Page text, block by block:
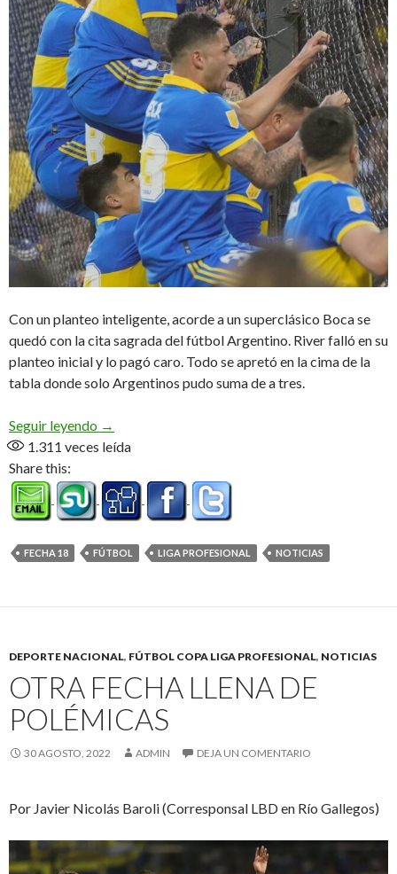
Con un planteo inteligente, acorde a un superclásico Boca se
quedó con la cita sagrada del fútbol Argentino. River falló en su
planteo inicial y lo pagó caro. Todo se apretó en la cima de la
tabla donde solo Argentinos pudo suma de a tres.
Seguir leyendo La fiesta fue «Xeneize»
→
1.311 veces leída
Share this:
FECHA 18 FÚTBOL LIGA PROFESIONAL NOTICIAS
DEPORTE NACIONAL, FÚTBOL COPA LIGA PROFESIONAL, NOTICIAS
OTRA FECHA LLENA DE
POLÉMICAS
30 AGOSTO, 2022 ADMIN DEJA UN COMENTARIO
Por Javier Nicolás Baroli (Corresponsal LBD en Río Gallegos)